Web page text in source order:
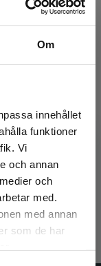
Om
innehållet
funktioner
Vi
och annan
och
med.
med annan
som de har
Sverige.